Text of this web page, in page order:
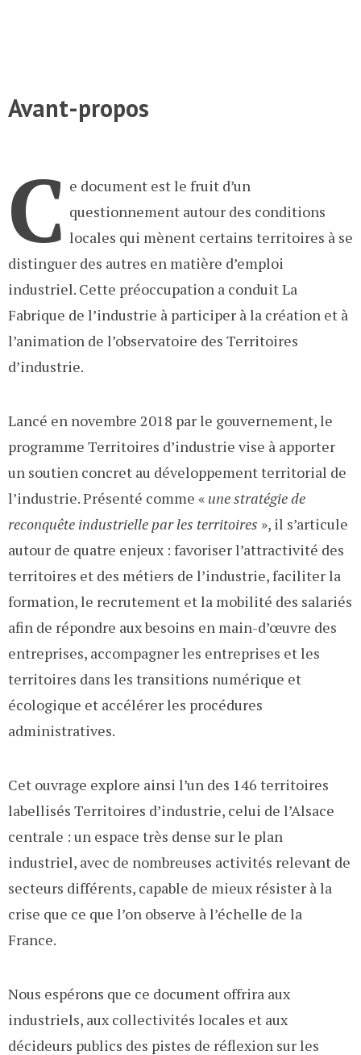
Avant-propos
C e document est le fruit d’un
questionnement autour des conditions
locales qui mènent certains territoires à se
distinguer des autres en matière d’emploi
industriel. Cette préoccupation a conduit La
Fabrique de l’industrie à participer à la création et à
l’animation de l’observatoire des Territoires
d’industrie.
Lancé en novembre 2018 par le gouvernement, le
programme Territoires d’industrie vise à apporter
un soutien concret au développement territorial de
l’industrie. Présenté comme « une stratégie de
reconquête industrielle par les territoires », il s’articule
autour de quatre enjeux : favoriser l’attractivité des
territoires et des métiers de l’industrie, faciliter la
formation, le recrutement et la mobilité des salariés
afin de répondre aux besoins en main-d’œuvre des
entreprises, accompagner les entreprises et les
territoires dans les transitions numérique et
écologique et accélérer les procédures
administratives.
Cet ouvrage explore ainsi l’un des 146 territoires
labellisés Territoires d’industrie, celui de l’Alsace
centrale : un espace très dense sur le plan
industriel, avec de nombreuses activités relevant de
secteurs différents, capable de mieux résister à la
crise que ce que l’on observe à l’échelle de la
France.
Nous espérons que ce document offrira aux
industriels, aux collectivités locales et aux
décideurs publics des pistes de réflexion sur les